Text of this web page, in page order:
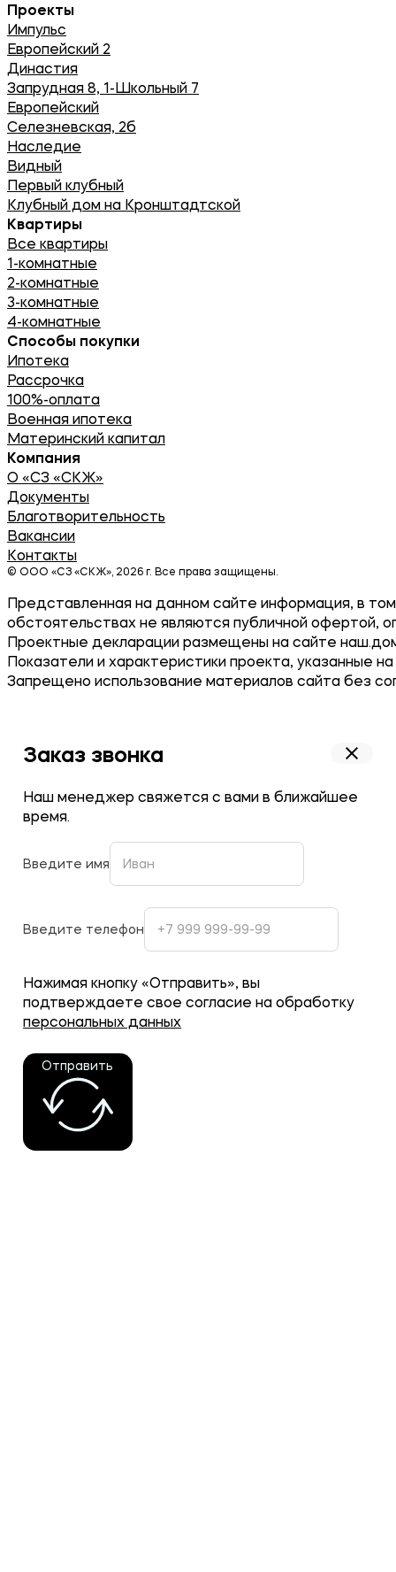
Проекты
Импульс
Европейский 2
Династия
Запрудная 8, 1-Школьный 7
Европейский
Селезневская, 2б
Наследие
Видный
Первый клубный
Клубный дом на Кронштадтской
Квартиры
Все квартиры
1-комнатные
2-комнатные
3-комнатные
4-комнатные
Способы покупки
Ипотека
Рассрочка
100%-оплата
Военная ипотека
Материнский капитал
Компания
О «СЗ «СКЖ»
Документы
Благотворительность
Вакансии
Контакты
© ООО «СЗ «СКЖ», 2026 г. Все права защищены.
Представленная на данном сайте информация, в
обстоятельствах не являются публичной офертой,
Проектные декларации размещены на сайте
Показатели и характеристики проекта, указанные
Запрещено использование материалов сайта без
Заказ звонка
Наш менеджер свяжется с вами в ближайшее
время.
Введите имя
Введите телефон
Нажимая кнопку «Отправить», вы
подтверждаете свое согласие на обработку
персональных данных
Отправить